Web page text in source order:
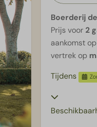
Boerderij
Prijs voor 2
aankomst op
vertrek op
Tijdens